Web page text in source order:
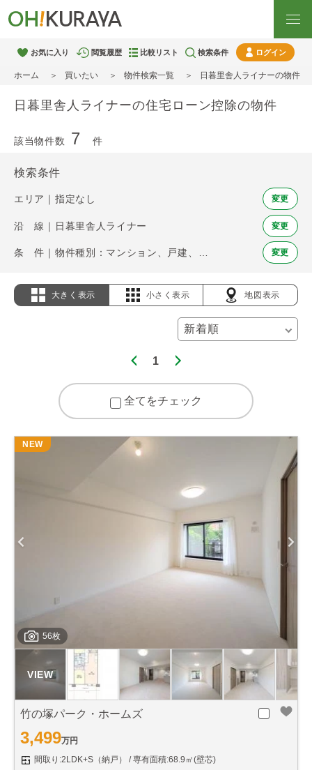
お気に入り 閲覧履歴 比較リスト 検索条件 ログイン
ホーム 買いたい 物件検索一覧 日暮里舎人ライナーの物件
日暮里舎人ライナーの住宅ローン控除の物件
該当物件数 7 件
検索条件
エリア｜指定なし 変更
沿 線｜日暮里舎人ライナー 変更
変更
大きく表示 小さく表示 地図表示
1
全てをチェック
56枚
NEW
竹の塚パーク・ホームズ
3,499万円
間取り:2LDK+S（納戸）
専有面積:68.9㎡(壁芯)